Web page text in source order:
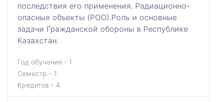
последствия его применения. Радиационно-
опасные объекты (РОО).Роль и основные
задачи Гражданской обороны в Республике
Казахстан.
Год обучения - 1
Семестр - 1
Кредитов - 4